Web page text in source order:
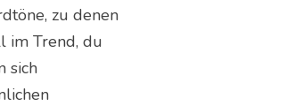
zu denen
im Trend, du
sich